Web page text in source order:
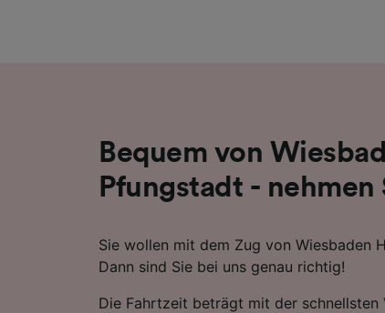
Bequem von
Pfungstadt - nehmen
Sie wollen mit dem Zug von Wiesbaden
Dann sind Sie bei uns genau richtig!
Die Fahrtzeit beträgt mit der schnellsten